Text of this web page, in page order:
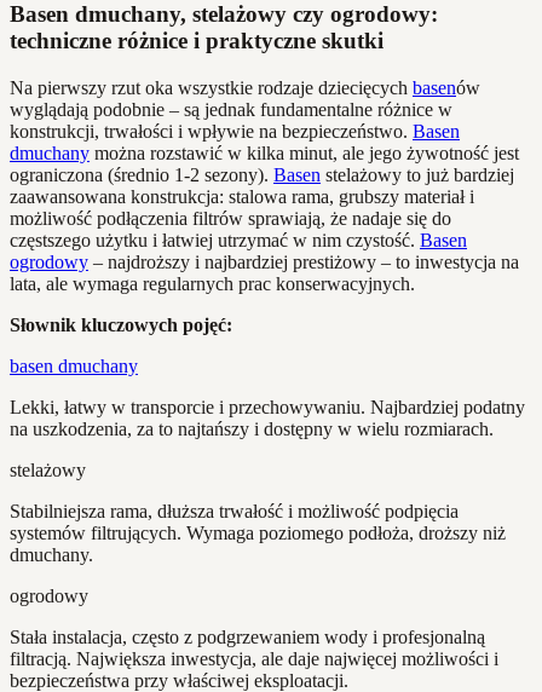
Basen dmuchany, stelażowy czy ogrodowy:
techniczne różnice i praktyczne skutki
Na pierwszy rzut oka wszystkie rodzaje dziecięcych basenów
wyglądają podobnie – są jednak fundamentalne różnice w
konstrukcji, trwałości i wpływie na bezpieczeństwo. Basen
dmuchany można rozstawić w kilka minut, ale jego żywotność jest
ograniczona (średnio 1-2 sezony). Basen stelażowy to już bardziej
zaawansowana konstrukcja: stalowa rama, grubszy materiał i
możliwość podłączenia filtrów sprawiają, że nadaje się do
częstszego użytku i łatwiej utrzymać w nim czystość. Basen
ogrodowy – najdroższy i najbardziej prestiżowy – to inwestycja na
lata, ale wymaga regularnych prac konserwacyjnych.
Słownik kluczowych pojęć:
basen dmuchany
Lekki, łatwy w transporcie i przechowywaniu. Najbardziej podatny
na uszkodzenia, za to najtańszy i dostępny w wielu rozmiarach.
stelażowy
Stabilniejsza rama, dłuższa trwałość i możliwość podpięcia
systemów filtrujących. Wymaga poziomego podłoża, droższy niż
dmuchany.
ogrodowy
Stała instalacja, często z podgrzewaniem wody i profesjonalną
filtracją. Największa inwestycja, ale daje najwięcej możliwości i
bezpieczeństwa przy właściwej eksploatacji.